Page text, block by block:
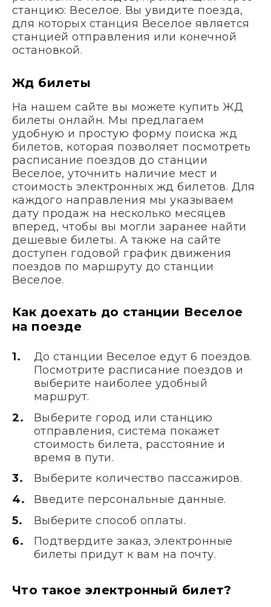
станцию: Веселое. Вы увидите поезда,
для которых станция Веселое является
станцией отправления или конечной
остановкой.
Жд билеты
На нашем сайте вы можете купить ЖД
билеты онлайн. Мы предлагаем
удобную и простую форму поиска жд
билетов, которая позволяет посмотреть
расписание поездов до станции
Веселое, уточнить наличие мест и
стоимость электронных жд билетов. Для
каждого направления мы указываем
дату продаж на несколько месяцев
вперед, чтобы вы могли заранее найти
дешевые билеты. А также на сайте
доступен годовой график движения
поездов по маршруту до станции
Веселое.
Как доехать до станции Веселое
на поезде
До станции Веселое едут 6 поездов.
Посмотрите расписание поездов и
выберите наиболее удобный
маршрут.
Выберите город или станцию
отправления, система покажет
стоимость билета, расстояние и
время в пути.
Выберите количество пассажиров.
Введите персональные данные.
Выберите способ оплаты.
Подтвердите заказ, электронные
билеты придут к вам на почту.
Что такое электронный билет?